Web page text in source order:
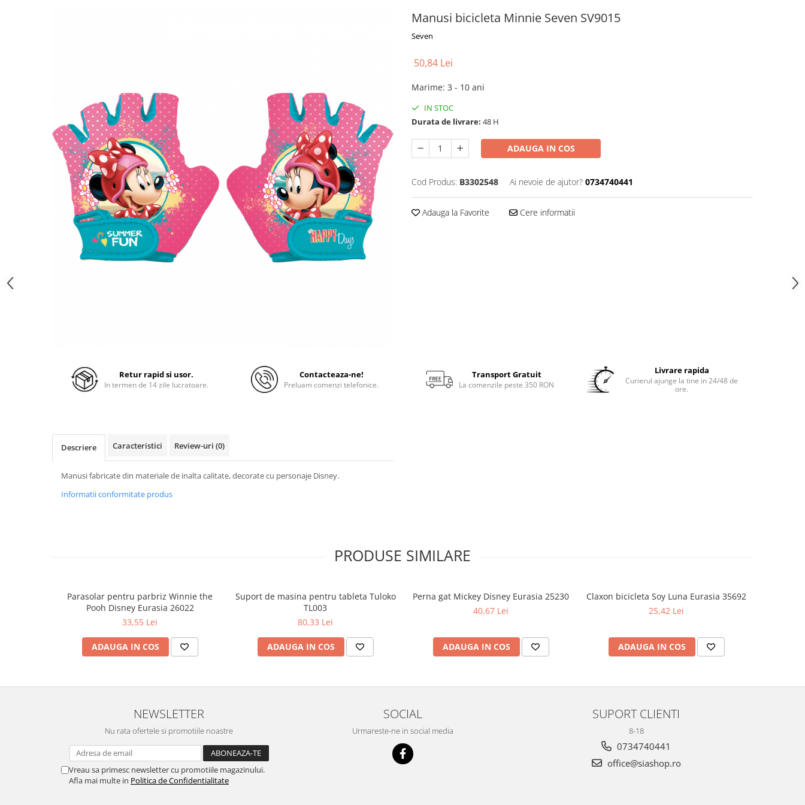
Manusi bicicleta Minnie Seven SV9015
Seven
50,84 Lei
Marime: 3 - 10 ani
IN STOC
Durata de livrare: 48 H
ADAUGA IN COS
Cod Produs: B3302548 Ai nevoie de ajutor? 0734740441
Adauga la Favorite Cere informatii
Retur rapid si usor.
In termen de 14 zile lucratoare.
Contacteaza-ne!
Preluam comenzi telefonice.
Transport Gratuit
La comenzile peste 350 RON
Livrare rapida
Curierul ajunge la tine in 24/48 de
ore.
Descriere Caracteristici Review-uri (0)
Manusi fabricate din materiale de inalta calitate, decorate cu personaje Disney.
Informatii conformitate produs
PRODUSE SIMILARE
Parasolar pentru parbriz Winnie the
Pooh Disney Eurasia 26022
33,55 Lei
ADAUGA IN COS
Suport de masina pentru tableta Tuloko
TL003
80,33 Lei
ADAUGA IN COS
Perna gat Mickey Disney Eurasia 25230
40,67 Lei
ADAUGA IN COS
Claxon bicicleta Soy Luna Eurasia 35692
25,42 Lei
ADAUGA IN COS
NEWSLETTER
Nu rata ofertele si promotiile noastre
Vreau sa primesc newsletter cu promotiile magazinului.
Afla mai multe in Politica de Confidentialitate
SOCIAL
Urmareste-ne in social media
SUPORT CLIENTI
8-18
0734740441
office@siashop.ro